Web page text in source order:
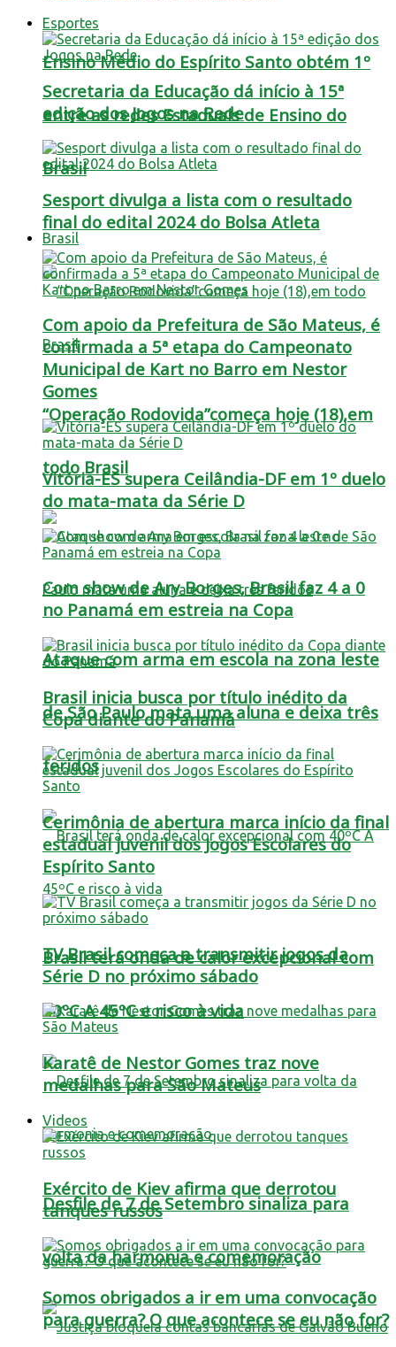
Ensino Médio do Espírito Santo obtém 1º
entre as redes Estaduais de Ensino do
Brasil
Brasil
“Operação Rodovida”começa hoje (18),em
todo Brasil
Ataque com arma em escola na zona leste
de São Paulo mata uma aluna e deixa três
feridos
Brasil terá onda de calor excepcional com
40ºC A 45ºC e risco à vida
Desfile de 7 de Setembro sinaliza para
volta da harmonia e comemoração
Esportes
Secretaria da Educação dá início à 15ª
edição dos Jogos na Rede
Sesport divulga a lista com o resultado
final do edital 2024 do Bolsa Atleta
Com apoio da Prefeitura de São Mateus, é
confirmada a 5ª etapa do Campeonato
Municipal de Kart no Barro em Nestor
Gomes
Vitória-ES supera Ceilândia-DF em 1º duelo
do mata-mata da Série D
Com show de Ary Borges, Brasil faz 4 a 0
no Panamá em estreia na Copa
Brasil inicia busca por título inédito da
Copa diante do Panamá
Cerimônia de abertura marca início da final
estadual juvenil dos Jogos Escolares do
Espírito Santo
TV Brasil começa a transmitir jogos da
Série D no próximo sábado
Karatê de Nestor Gomes traz nove
medalhas para São Mateus
Videos
Exército de Kiev afirma que derrotou
tanques russos
Somos obrigados a ir em uma convocação
para guerra? O que acontece se eu não for?